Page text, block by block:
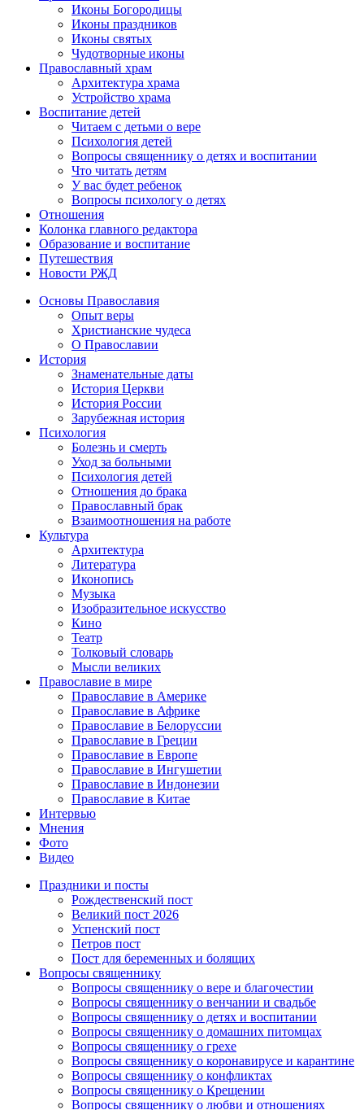
Иконы Богородицы
Иконы праздников
Иконы святых
Чудотворные иконы
Православный храм
Архитектура храма
Устройство храма
Воспитание детей
Читаем с детьми о вере
Психология детей
Вопросы священнику о детях и воспитании
Что читать детям
У вас будет ребенок
Вопросы психологу о детях
Отношения
Колонка главного редактора
Образование и воспитание
Путешествия
Новости РЖД
Основы Православия
Опыт веры
Христианские чудеса
О Православии
История
Знаменательные даты
История Церкви
История России
Зарубежная история
Психология
Болезнь и смерть
Уход за больными
Психология детей
Отношения до брака
Православный брак
Взаимоотношения на работе
Культура
Архитектура
Литература
Иконопись
Музыка
Изобразительное искусство
Кино
Театр
Толковый словарь
Мысли великих
Православие в мире
Православие в Америке
Православие в Африке
Православие в Белоруссии
Православие в Греции
Православие в Европе
Православие в Ингушетии
Православие в Индонезии
Православие в Китае
Интервью
Мнения
Фото
Видео
Праздники и посты
Рождественский пост
Великий пост 2026
Успенский пост
Петров пост
Пост для беременных и болящих
Вопросы священнику
Вопросы священнику о вере и благочестии
Вопросы священнику о венчании и свадьбе
Вопросы священнику о детях и воспитании
Вопросы священнику о домашних питомцах
Вопросы священнику о грехе
Вопросы священнику о коронавирусе и карантине
Вопросы священнику о конфликтах
Вопросы священнику о Крещении
Вопросы священнику о любви и отношениях